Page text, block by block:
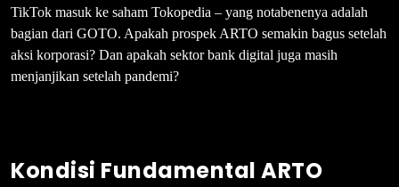
TikTok masuk ke saham Tokopedia – yang notabenenya adalah
bagian dari GOTO. Apakah prospek ARTO semakin bagus setelah
aksi korporasi? Dan apakah sektor bank digital juga masih
menjanjikan setelah pandemi?
Kondisi Fundamental ARTO